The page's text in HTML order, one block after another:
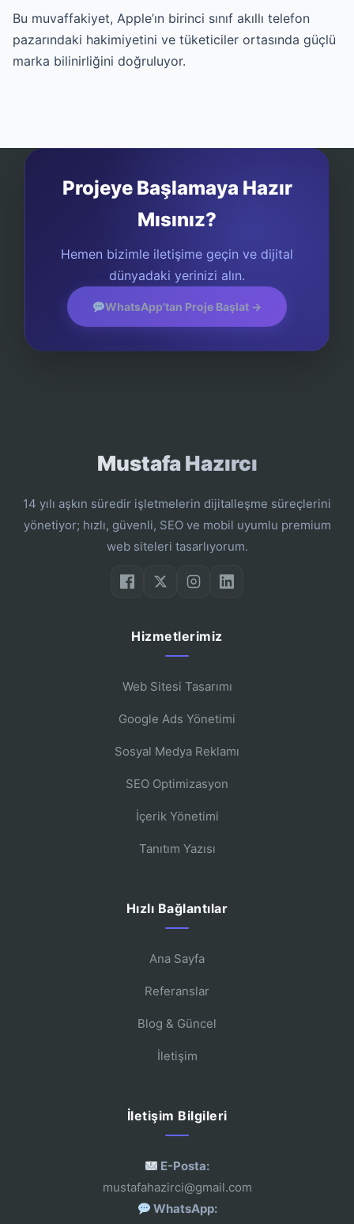
Bu muvaffakiyet, Apple’ın birinci sınıf akıllı telefon
pazarındaki hakimiyetini ve tüketiciler ortasında güçlü
marka bilinirliğini doğruluyor.
Projeye Başlamaya Hazır
Mısınız?
Hemen bizimle iletişime geçin ve dijital
dünyadaki yerinizi alın.
WhatsApp'tan Proje Başlat →
Mustafa Hazırcı
14 yılı aşkın süredir işletmelerin dijitalleşme süreçlerini
yönetiyor; hızlı, güvenli, SEO ve mobil uyumlu premium
web siteleri tasarlıyorum.
Hizmetlerimiz
Web Sitesi Tasarımı
Google Ads Yönetimi
Sosyal Medya Reklamı
SEO Optimizasyon
İçerik Yönetimi
Tanıtım Yazısı
Hızlı Bağlantılar
Ana Sayfa
Referanslar
Blog & Güncel
İletişim
İletişim Bilgileri
E-Posta:
mustafahazirci@gmail.com
WhatsApp: